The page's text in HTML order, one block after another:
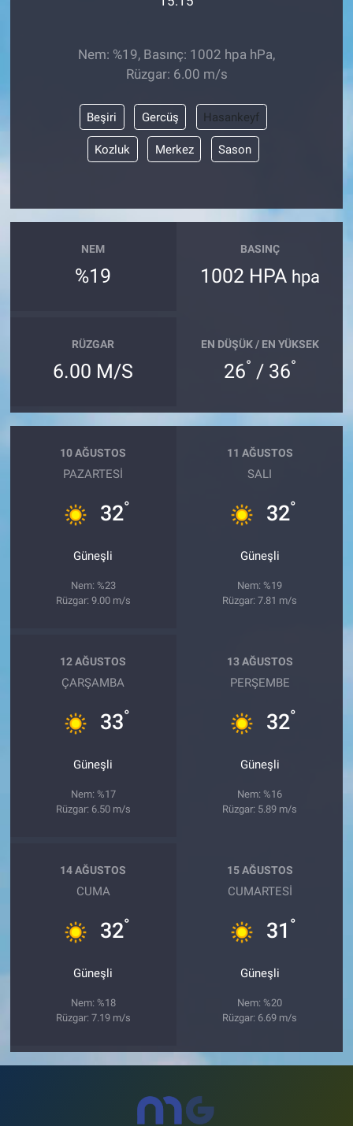
Nem: %19, Basınç: 1002 hpa hPa,
Rüzgar: 6.00 m/s
Beşiri Gercüş Hasankeyf
Kozluk Merkez Sason
NEM
%19
BASINÇ
1002 HPA hpa
RÜZGAR
6.00 M/S
EN DÜŞÜK / EN YÜKSEK
26° / 36°
10 AĞUSTOS
PAZARTESI
32°
Güneşli
Nem: %23
Rüzgar: 9.00 m/s
11 AĞUSTOS
SALI
32°
Güneşli
Nem: %19
Rüzgar: 7.81 m/s
12 AĞUSTOS
ÇARŞAMBA
33°
Güneşli
Nem: %17
Rüzgar: 6.50 m/s
13 AĞUSTOS
PERŞEMBE
32°
Güneşli
Nem: %16
Rüzgar: 5.89 m/s
14 AĞUSTOS
CUMA
32°
Güneşli
Nem: %18
Rüzgar: 7.19 m/s
15 AĞUSTOS
CUMARTESI
31 °
Güneşli
Nem: %20
Rüzgar: 6.69 m/s